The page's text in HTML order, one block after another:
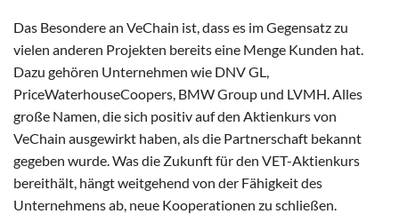
Das Besondere an VeChain ist, dass es im Gegensatz zu
vielen anderen Projekten bereits eine Menge Kunden hat.
Dazu gehören Unternehmen wie DNV GL,
PriceWaterhouseCoopers, BMW Group und LVMH. Alles
große Namen, die sich positiv auf den Aktienkurs von
VeChain ausgewirkt haben, als die Partnerschaft bekannt
gegeben wurde. Was die Zukunft für den VET-Aktienkurs
bereithält, hängt weitgehend von der Fähigkeit des
Unternehmens ab, neue Kooperationen zu schließen.